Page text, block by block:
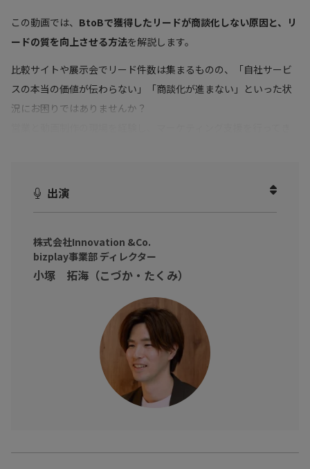
この動画では、 BtoBで獲得したリードが商談化しない原因と、リ
ードの質を向上させる方法を解説します。
比較サイトや展示会でリード件数は集まるものの、「自社サービ
スの本当の価値が伝わらない」「商談化が進まない」といった状
況にお困りではありませんか？
紐解きます。
動画を見ることで、❝映像と音を使って受動的な理解を促し、リー
実際に『bizplay』を活用し、見込み顧客のサービス理解を深めな
がら、質の高いリードを安定的に獲得する方法をご紹介します。
※動画内のデータや実数、所属・肩書は撮影当時のものです
出演
株式会社Innovation &Co.
bizplay事業部 ディレクター
小塚 拓海（こづか・たくみ）